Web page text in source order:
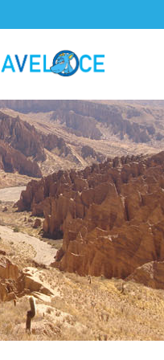
Canada
Costa Rica
Cuba
Messico
Panamà
Repubblica Dominicana
Canada
Costa Rica
Cuba
Messico
Panamà
Repubblica Dominicana
Stati Uniti